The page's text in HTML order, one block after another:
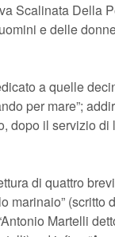
Scalinata Della
e delle
a quelle
per mare”;
dopo il servizio
di quattro
marinaio” (scritto
Martelli